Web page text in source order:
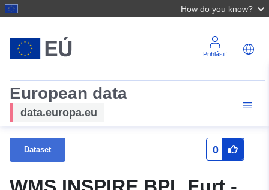
How do you know?
Prihlásiť
European data
data.europa.eu
Dataset 0